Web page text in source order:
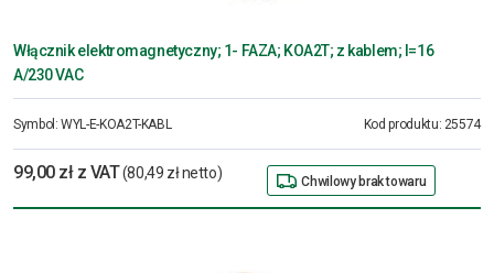
Włącznik elektromagnetyczny; 1- FAZA; KOA2T; z kablem; I=16
A/230 VAC
Symbol:WYL-E-KOA2T-KABL Kod produktu: 25574
99,00 zł z VAT(80,49 zł netto) Chwilowy brak towaru